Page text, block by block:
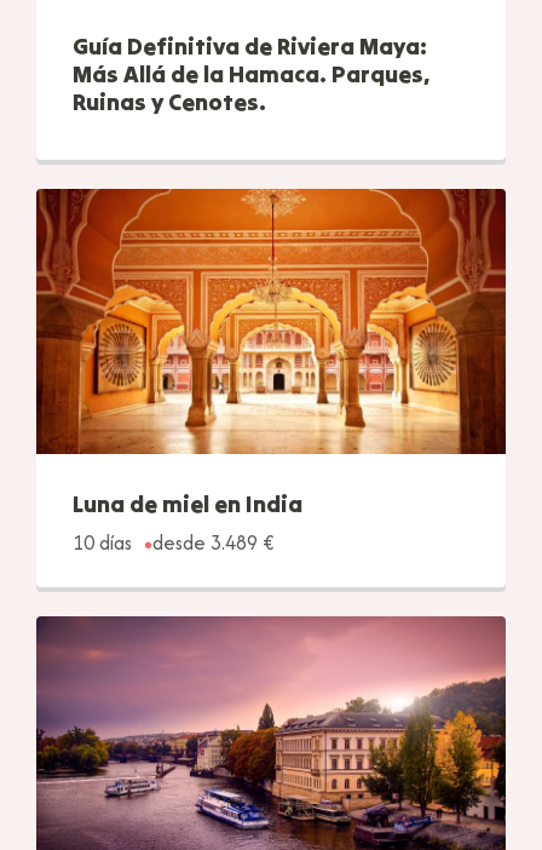
Guía Definitiva de Riviera Maya:
Más Allá de la Hamaca. Parques,
Ruinas y Cenotes.
Luna de miel en India
10 días
desde 3.489 €